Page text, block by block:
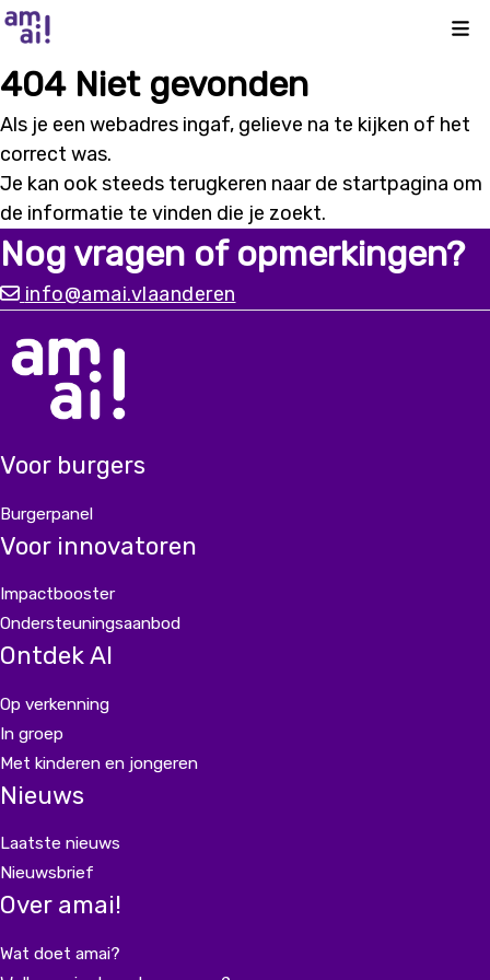
404 Niet gevonden
Als je een webadres ingaf, gelieve na te kijken of het
correct was.
Je kan ook steeds terugkeren naar de startpagina om
de informatie te vinden die je zoekt.
Nog vragen of opmerkingen?
info@amai.vlaanderen
Voor burgers
Burgerpanel
Voor innovatoren
Impactbooster
Ondersteuningsaanbod
Ontdek AI
Op verkenning
In groep
Met kinderen en jongeren
Nieuws
Laatste nieuws
Nieuwsbrief
Over amai!
Wat doet amai?